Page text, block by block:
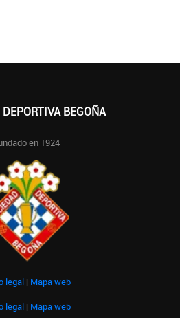
BEGOÑA
en 1924
legal | Mapa web
legal | Mapa web